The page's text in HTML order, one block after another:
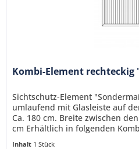
Kombi-Element rechteckig
Sichtschutz-Element
umlaufend mit Glasleiste auf
Ca. 180 cm. Breite zwischen
cm Erhältlich in folgenden
Inhalt 1 Stück